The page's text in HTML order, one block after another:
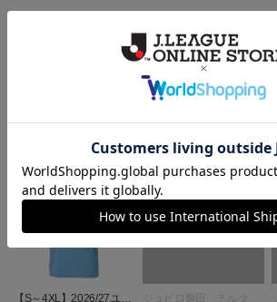
【S～4XL】2026/27ユニ
ジュビロ磐田 チルタリ